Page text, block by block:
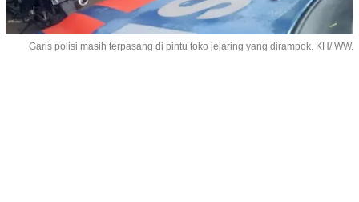
Garis polisi masih terpasang di pintu toko jejaring yang dirampok. KH/ WW.